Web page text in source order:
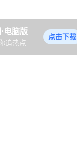
电脑版
追热点
点击下载